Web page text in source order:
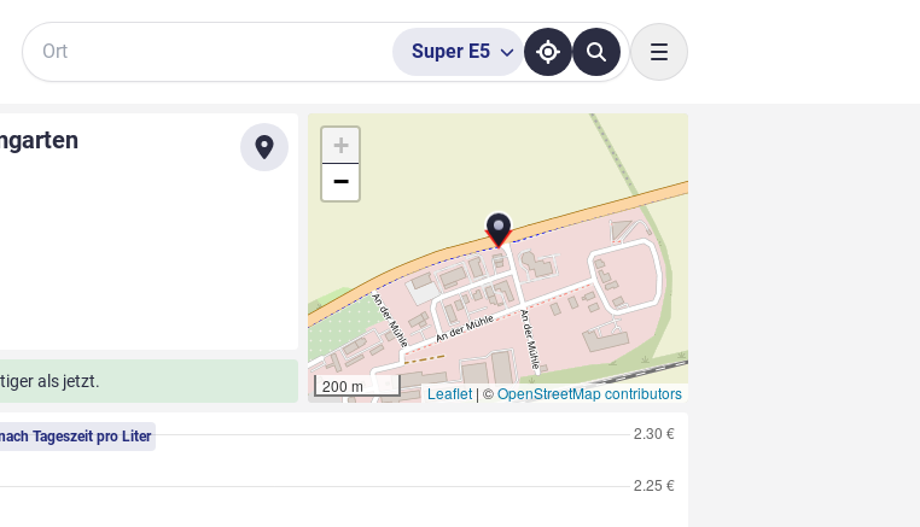
Suche
Super E5
Toggle navigation
als jetzt.
+
−
200 m Leaflet | ©OpenStreetMap contributors
Tageszeit pro Liter